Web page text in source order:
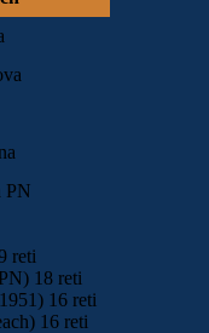
PN
reti
18 reti
16 reti
16 reti